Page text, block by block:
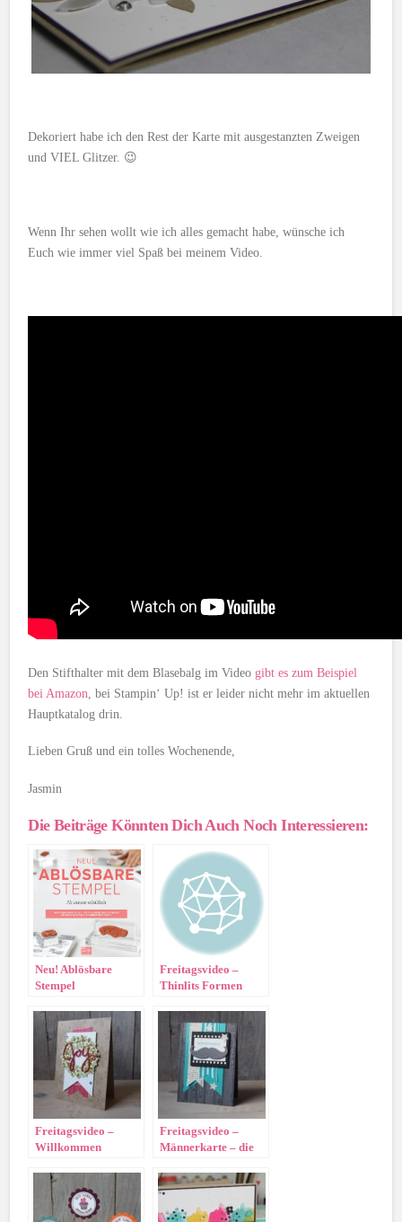
Dekoriert habe ich den Rest der Karte mit ausgestanzten Zweigen
und VIEL Glitzer. 😉
Wenn Ihr sehen wollt wie ich alles gemacht habe, wünsche ich
Euch wie immer viel Spaß bei meinem Video.
Den Stifthalter mit dem Blasebalg im Video gibt es zum Beispiel
bei Amazon , bei Stampin‘ Up! ist er leider nicht mehr im aktuellen
Hauptkatalog drin.
Lieben Gruß und ein tolles Wochenende,
Jasmin
Die Beiträge Könnten Dich Auch Noch Interessieren:
Neu! Ablösbare
Stempel
Freitagsvideo –
Thinlits Formen
Freitagsvideo –
Willkommen
Freitagsvideo –
Männerkarte – die